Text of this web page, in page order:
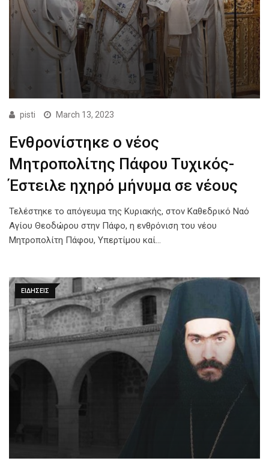
pisti March 13, 2023
Ενθρονίστηκε ο νέος
Μητροπολίτης Πάφου Τυχικός-
Έστειλε ηχηρό μήνυμα σε νέους
Τελέστηκε το απόγευμα της Κυριακής, στον Καθεδρικό Ναό
Αγίου Θεοδώρου στην Πάφο, η ενθρόνιση του νέου
Μητροπολίτη Πάφου, Υπερτίμου καί…
ΕΙΔΗΣΕΙΣ